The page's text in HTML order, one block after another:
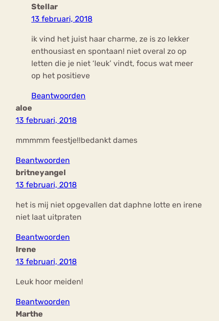
Stellar
13 februari, 2018
ik vind het juist haar charme, ze is zo lekker
enthousiast en spontaan! niet overal zo op
letten die je niet ‘leuk’ vindt, focus wat meer
op het positieve
Beantwoorden
aloe
13 februari, 2018
mmmmm feestje!!bedankt dames
Beantwoorden
britneyangel
13 februari, 2018
het is mij niet opgevallen dat daphne lotte en irene
niet laat uitpraten
Beantwoorden
Irene
13 februari, 2018
Leuk hoor meiden!
Beantwoorden
Marthe